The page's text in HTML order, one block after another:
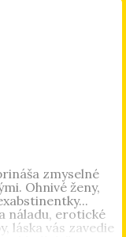
škole. Písanie
život. V
už nepríde
zmyselné
Ohnivé ženy,
náladu, erotické
láska vás zavedie